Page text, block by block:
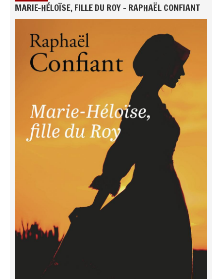
MARIE-HÉLOÏSE, FILLE DU ROY - RAPHAËL CONFIANT